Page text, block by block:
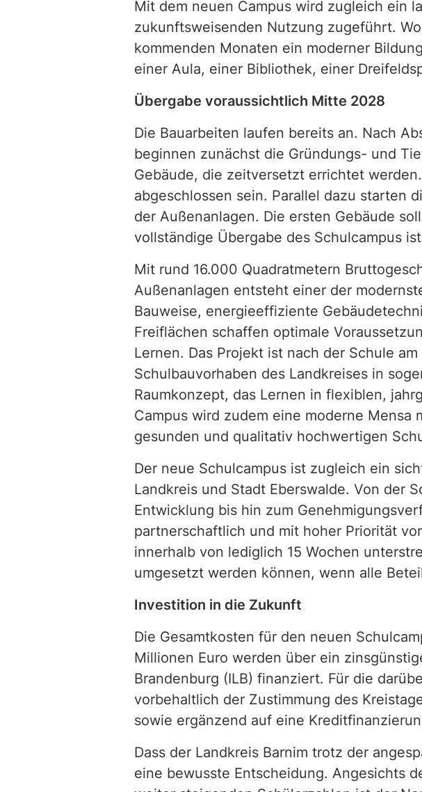
Mit dem neuen Campus wird zugleich ein
zukunftsweisenden Nutzung zugeführt.
kommenden Monaten ein moderner
einer Aula, einer Bibliothek, einer
Übergabe voraussichtlich Mitte 2028
Die Bauarbeiten laufen bereits an. Nach
beginnen zunächst die Gründungs- und
Gebäude, die zeitversetzt errichtet
abgeschlossen sein. Parallel dazu starten
der Außenanlagen. Die ersten Gebäude
vollständige Übergabe des Schulcampus
Mit rund 16.000 Quadratmetern
Außenanlagen entsteht einer der
Bauweise, energieeffiziente
Freiflächen schaffen optimale
Lernen. Das Projekt ist nach der Schule
Schulbauvorhaben des Landkreises in
Raumkonzept, das Lernen in flexiblen,
Campus wird zudem eine moderne
gesunden und qualitativ hochwertigen
Der neue Schulcampus ist zugleich ein
Landkreis und Stadt Eberswalde. Von der
Entwicklung bis hin zum
partnerschaftlich und mit hoher Priorität
innerhalb von lediglich 15 Wochen
umgesetzt werden können, wenn alle
Investition in die Zukunft
Die Gesamtkosten für den neuen
Millionen Euro werden über ein
Brandenburg (ILB) finanziert. Für die
vorbehaltlich der Zustimmung des
sowie ergänzend auf eine
Dass der Landkreis Barnim trotz der
eine bewusste Entscheidung. Angesichts